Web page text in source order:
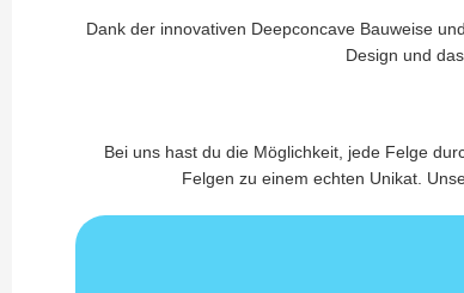
Dank der innovativen Deepconcave Bauweise
Design und
Bei uns hast du die Möglichkeit, jede Felge
Felgen zu einem echten Unikat.